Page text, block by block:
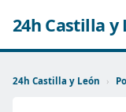
24h Castilla y
24h Castilla y León ›